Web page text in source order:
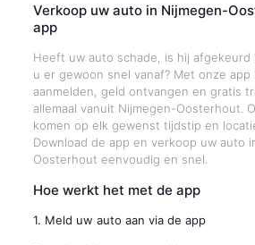
Verkoop uw auto in Nijmegen-
app
Heeft uw auto schade, is hij afgekeurd
u er gewoon snel vanaf? Met onze
aanmelden, geld ontvangen en gratis
allemaal vanuit Nijmegen-Oosterhout.
komen op elk gewenst tijdstip en
Download de app en verkoop uw auto
Oosterhout eenvoudig en snel.
Hoe werkt het met de app
1. Meld uw auto aan via de app